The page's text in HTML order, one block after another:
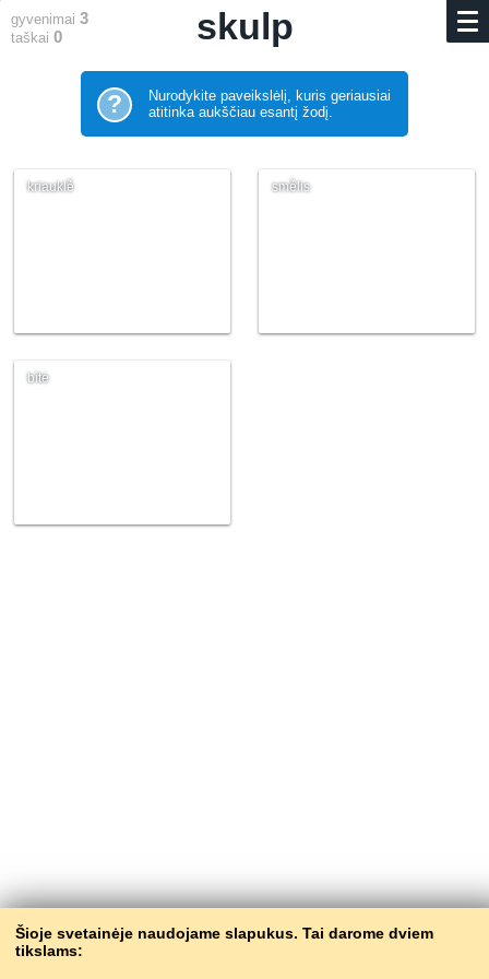
Šioje svetainėje naudojame slapukus. Tai darome dviem
tikslams:
gyvenimai 3
taškai 0 skulp
?
Nurodykite paveikslėlį, kuris geriausiai
atitinka aukščiau esantį žodį.
kriauklė̃ smė̃lis
bìtė